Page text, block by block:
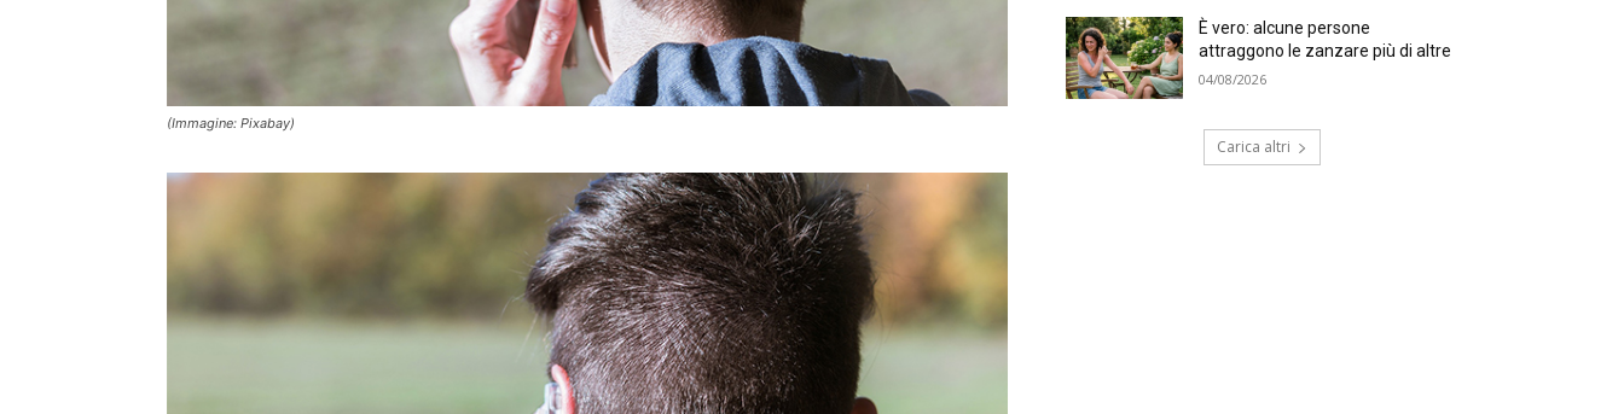
(Immagine: Pixabay)
È vero: alcune persone
attraggono le zanzare più di altre
04/08/2026
Carica altri